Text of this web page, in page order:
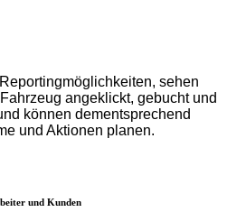
Reportingmöglichkeiten, sehen
Fahrzeug angeklickt, gebucht und
können dementsprechend
und Aktionen planen.
und Kunden